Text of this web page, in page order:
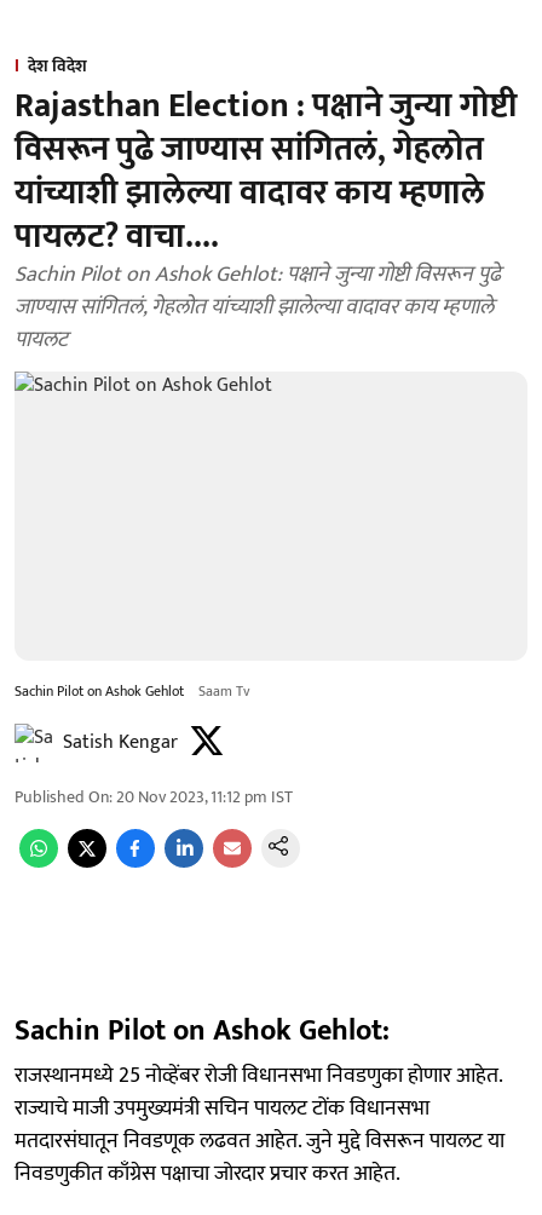
देश विदेश
Rajasthan Election : पक्षाने जुन्या गोष्टी
विसरून पुढे जाण्यास सांगितलं, गेहलोत
यांच्याशी झालेल्या वादावर काय म्हणाले
पायलट? वाचा....
Sachin Pilot on Ashok Gehlot: पक्षाने जुन्या गोष्टी विसरून पुढे
जाण्यास सांगितलं, गेहलोत यांच्याशी झालेल्या वादावर काय म्हणाले
पायलट
Sachin Pilot on Ashok Gehlot Saam Tv
Satish Kengar
Published On:20 Nov 2023, 11:12 pm IST
Sachin Pilot on Ashok Gehlot:
राजस्थानमध्ये 25 नोव्हेंबर रोजी विधानसभा निवडणुका होणार आहेत.
राज्याचे माजी उपमुख्यमंत्री सचिन पायलट टोंक विधानसभा
मतदारसंघातून निवडणूक लढवत आहेत. जुने मुद्दे विसरून पायलट या
निवडणुकीत काँग्रेस पक्षाचा जोरदार प्रचार करत आहेत.